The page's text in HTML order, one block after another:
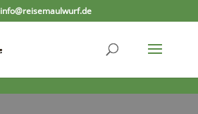
info@reisemaulwurf.de